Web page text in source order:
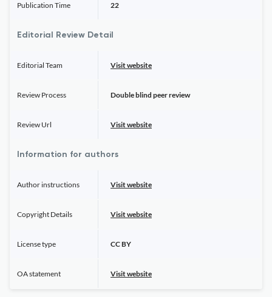
Publication Time 22
Editorial Review Detail
Editorial Team Visit website
Review Process Double blind peer review
Review Url Visit website
Information for authors
Author instructions Visit website
Copyright Details Visit website
License type CC BY
OA statement Visit website